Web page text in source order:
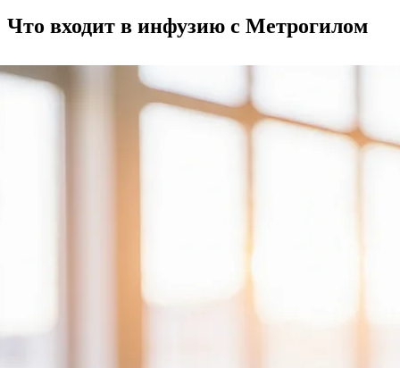
Что входит в инфузию с Метрогилом